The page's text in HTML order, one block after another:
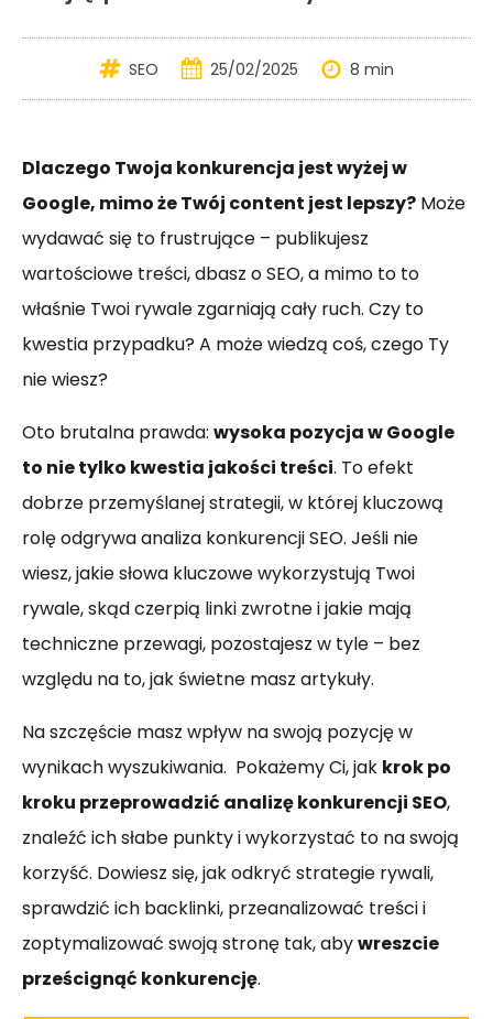
SEO 25/02/2025 8 min
Dlaczego Twoja konkurencja jest wyżej w
Google, mimo że Twój content jest lepszy? Może
wydawać się to frustrujące – publikujesz
wartościowe treści, dbasz o SEO, a mimo to to
właśnie Twoi rywale zgarniają cały ruch. Czy to
kwestia przypadku? A może wiedzą coś, czego Ty
nie wiesz?
Oto brutalna prawda: wysoka pozycja w Google
to nie tylko kwestia jakości treści. To efekt
dobrze przemyślanej strategii, w której kluczową
rolę odgrywa analiza konkurencji SEO. Jeśli nie
wiesz, jakie słowa kluczowe wykorzystują Twoi
rywale, skąd czerpią linki zwrotne i jakie mają
techniczne przewagi, pozostajesz w tyle – bez
względu na to, jak świetne masz artykuły.
Na szczęście masz wpływ na swoją pozycję w
wynikach wyszukiwania. Pokażemy Ci, jak krok po
kroku przeprowadzić analizę konkurencji SEO,
znaleźć ich słabe punkty i wykorzystać to na swoją
korzyść. Dowiesz się, jak odkryć strategie rywali,
sprawdzić ich backlinki, przeanalizować treści i
zoptymalizować swoją stronę tak, abywreszcie
prześcignąć konkurencję.